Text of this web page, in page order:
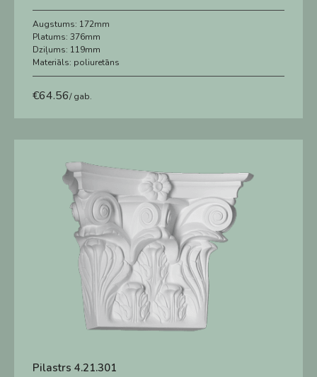
Augstums: 172mm
Platums: 376mm
Dziļums: 119mm
Materiāls: poliuretāns
€64.56/ gab.
Pilastrs 4.21.301